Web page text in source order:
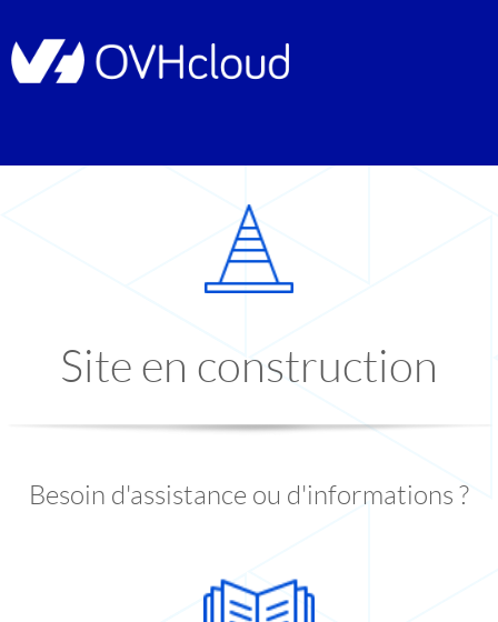
Site en construction
Besoin d'assistance ou d'informations ?